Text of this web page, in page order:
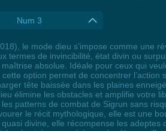
Num 3
le mode dieu s’impose comme une
termes de invincibilité, état divin ou
absolue. Idéale pour ceux qui
option permet de concentrer
tête baissée dans les plaines
élimine les obstacles et amplifie votre
patterns de combat de Sigrun sans
le récit mythologique, elle est une
divine, elle récompense les